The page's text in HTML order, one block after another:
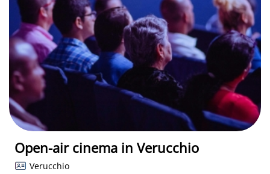
Open-air cinema in Verucchio
Verucchio